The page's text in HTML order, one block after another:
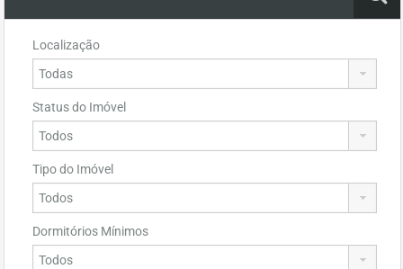
Localização
Status do Imóvel
Tipo do Imóvel
Dormitórios Mínimos